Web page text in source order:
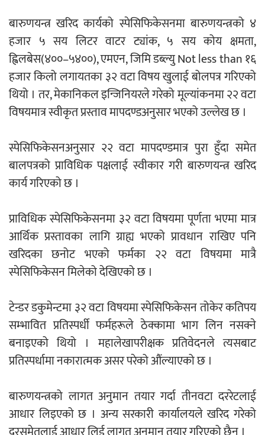
बारुणयन्त्र खरिद कार्यको स्पेसिफिकेसनमा बारुणयन्त्रको ४
हजार ५ सय लिटर वाटर ट्यांक, ५ सय कोय क्षमता,
ह्विलबेस(४००–५४००), एमएन, जिमि डब्ल्यु Not less than १६
हजार किलो लगायतका ३२ वटा विषय खुलाई बोलपत्र गरिएको
थियो । तर, मेकानिकल इन्जिनियरले गरेको मूल्यांकनमा २२ वटा
विषयमात्र स्वीकृत प्रस्ताव मापदण्डअनुसार भएको उल्लेख छ ।
स्पेसिफिकेसनअनुसार २२ वटा मापदण्डमात्र पुरा हुँदा समेत
बालपत्रको प्राविधिक पक्षलाई स्वीकार गरी बारुणयन्त्र खरिद
कार्य गरिएको छ ।
प्राविधिक स्पेसिफिकेसनमा ३२ वटा विषयमा पूर्णता भएमा मात्र
आर्थिक प्रस्तावका लागि ग्राह्य भएको प्रावधान राखिए पनि
खरिदका छनोट भएको फर्मका २२ वटा विषयमा मात्रै
स्पेसिफिकेसन मिलेको देखिएको छ ।
टेन्डर डकुमेन्टमा ३२ वटा विषयमा स्पेसिफिकेसन तोकेर कतिपय
सम्भावित प्रतिस्पर्धी फर्महरूले ठेक्कामा भाग लिन नसक्ने
बनाइएको थियो । महालेखापरीक्षक प्रतिवेदनले त्यसबाट
प्रतिस्पर्धामा नकारात्मक असर परेको औंल्याएको छ ।
बारुणयन्त्रको लागत अनुमान तयार गर्दा तीनवटा दररेटलाई
आधार लिइएको छ । अन्य सरकारी कार्यालयले खरिद गरेको